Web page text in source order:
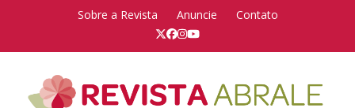
Sobre a Revista Anuncie
Contato
Twitter
Facebook
Instagram
YouTube